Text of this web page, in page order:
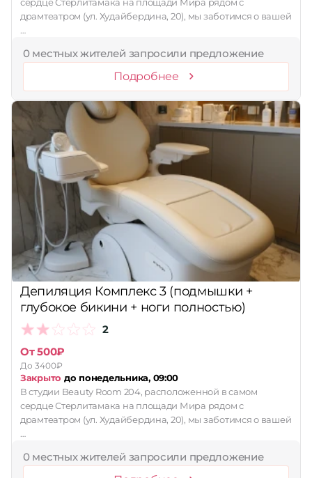
сердце Стерлитамака на площади Мира рядом с
драмтеатром (ул. Худайбердина, 20), мы заботимся о вашей
…
0 местных жителей запросили предложение
Подробнее
Депиляция Комплекс 3 (подмышки +
глубокое бикини + ноги полностью)
2
От 500₽
До 3400₽
Закрыто до понедельника, 09:00
В студии Beauty Room 204, расположенной в самом
сердце Стерлитамака на площади Мира рядом с
драмтеатром (ул. Худайбердина, 20), мы заботимся о вашей
…
0 местных жителей запросили предложение